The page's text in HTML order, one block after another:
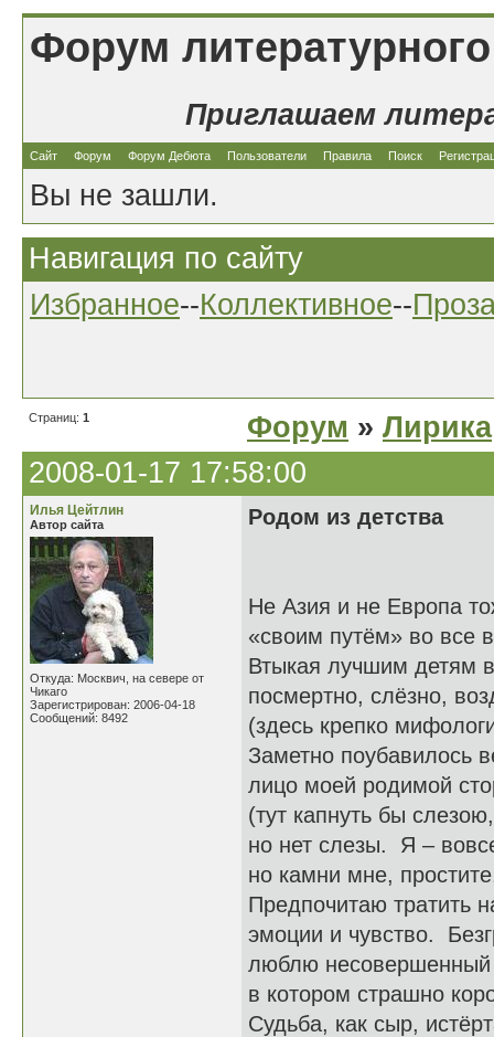
Форум
Приглашаем
Сайт Форум Форум Дебюта Пользователи Правила Поиск
Вы не зашли.
Навигация по сайту
Избранное--Коллективное--
Страниц: 1 Форум » Лирика
2008-01-17 17:58:00
Илья Цейтлин
Автор сайта
Откуда: Москвич, на севере от
Чикаго
Зарегистрирован: 2006-04-18
Сообщений: 8492
Родом из детства
Не Азия и не Европа
«своим путём» во все
Втыкая лучшим детям
посмертно, слёзно,
(здесь крепко
Заметно поубавилось
лицо моей родимой
(тут капнуть бы
но нет слезы. Я –
но камни мне,
Предпочитаю тратить
эмоции и чувство.
люблю несовершенный
в котором страшно
Судьба, как сыр,